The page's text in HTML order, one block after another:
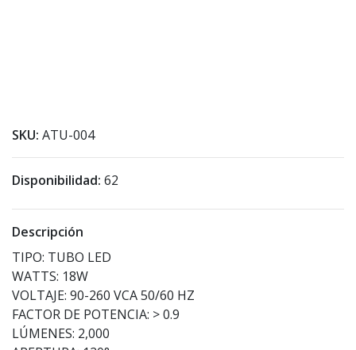
SKU: ATU-004
Disponibilidad: 62
Descripción
TIPO: TUBO LED
WATTS: 18W
VOLTAJE: 90-260 VCA 50/60 HZ
FACTOR DE POTENCIA: > 0.9
LÚMENES: 2,000